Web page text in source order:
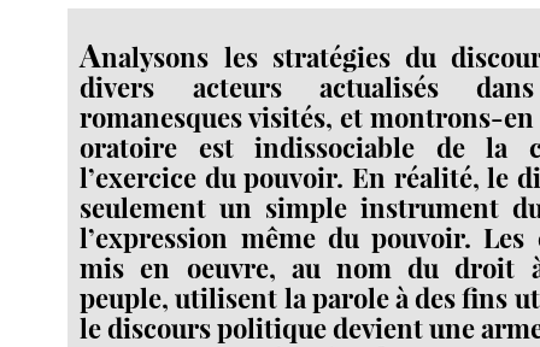
Analysons les stratégies du
divers acteurs actualisés
romanesques visités, et montrons-
oratoire est indissociable de la
l’exercice du pouvoir. En réalité, le
seulement un simple instrument
l’expression même du pouvoir.
mis en oeuvre, au nom du droit
peuple, utilisent la parole à des fins
le discours politique devient une